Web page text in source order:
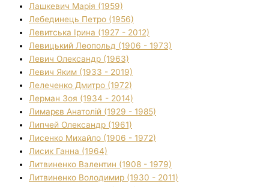
Лашкевич Марія (1959)
Лебединець Петро (1956)
Левитська Ірина (1927 - 2012)
Левицький Леопольд (1906 - 1973)
Левич Олександр (1963)
Левич Яким (1933 - 2019)
Лелеченко Дмитро (1972)
Лерман Зоя (1934 - 2014)
Лимарєв Анатолій (1929 - 1985)
Липчей Олександр (1961)
Лисенко Михайло (1906 - 1972)
Лисик Ганна (1964)
Литвиненко Валентин (1908 - 1979)
Литвиненко Володимир (1930 - 2011)